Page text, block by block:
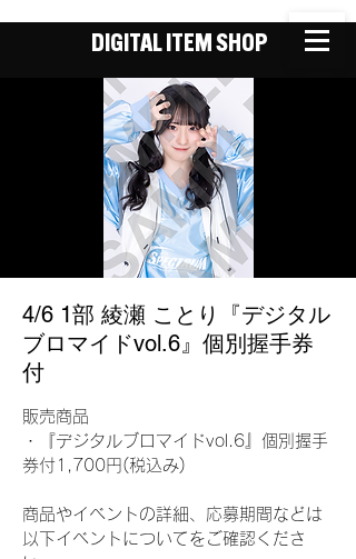
DIGITAL ITEM SHOP
4/6 1部 綾瀬 ことり『デジタル
ブロマイドvol.6』個別握手券
付
販売商品
・『デジタルブロマイドvol.6』個別握手
券付1,700円(税込み)
商品やイベントの詳細、応募期間などは
以下イベントについてをご確認くださ